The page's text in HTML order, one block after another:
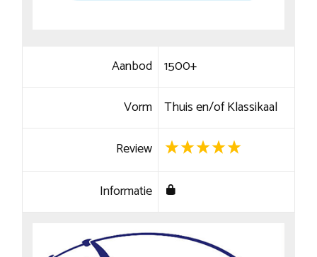
Aanbod 1500+
Vorm Thuis en/of Klassikaal
Review
Informatie